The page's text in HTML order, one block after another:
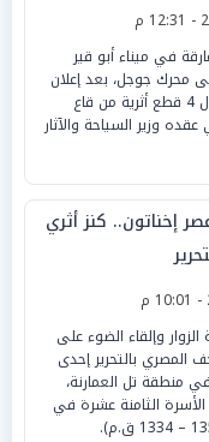
في ميناء أبو قير
محرك جوجل، بعد إعلان
وزارة السياحة والآثار عن انتشال 4 قطع أثرية من قاع
وزير السياحة والآثار
إخناتون.. كنز أثري
وإلقاء الضوء على
المصري بالتحرير إحدى
منطقة تل العمارنة،
الثامنة عشرة في